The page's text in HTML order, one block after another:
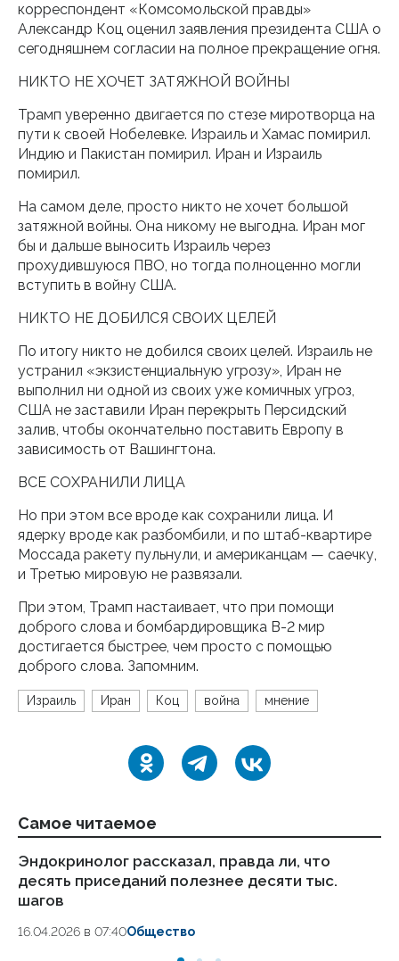
корреспондент «Комсомольской правды»
Александр Коц оценил заявления президента США о
сегодняшнем согласии на полное прекращение огня.
НИКТО НЕ ХОЧЕТ ЗАТЯЖНОЙ ВОЙНЫ
Трамп уверенно двигается по стезе миротворца на
пути к своей Нобелевке. Израиль и Хамас помирил.
Индию и Пакистан помирил. Иран и Израиль
помирил.
На самом деле, просто никто не хочет большой
затяжной войны. Она никому не выгодна. Иран мог
бы и дальше выносить Израиль через
прохудившуюся ПВО, но тогда полноценно могли
вступить в войну США.
НИКТО НЕ ДОБИЛСЯ СВОИХ ЦЕЛЕЙ
По итогу никто не добился своих целей. Израиль не
устранил «экзистенциальную угрозу», Иран не
выполнил ни одной из своих уже комичных угроз,
США не заставили Иран перекрыть Персидский
залив, чтобы окончательно поставить Европу в
зависимость от Вашингтона.
ВСЕ СОХРАНИЛИ ЛИЦА
Но при этом все вроде как сохранили лица. И
ядерку вроде как разбомбили, и по штаб-квартире
Моссада ракету пульнули, и американцам — саечку,
и Третью мировую не развязали.
При этом, Трамп настаивает, что при помощи
доброго слова и бомбардировщика B-2 мир
достигается быстрее, чем просто с помощью
доброго слова. Запомним.
Израиль Иран Коц война мнение
Самое читаемое
Эндокринолог рассказал, правда ли, что
десять приседаний полезнее десяти тыс.
шагов
16.04.2026 в 07:40Общество